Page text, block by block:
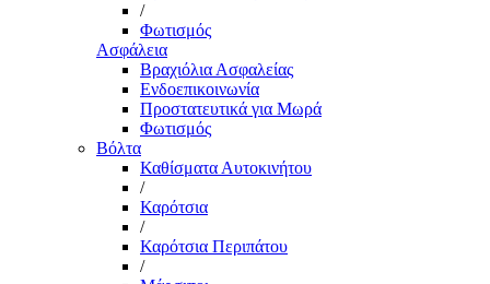
/
Φωτισμός
Ασφάλεια
Βραχιόλια Ασφαλείας
Ενδοεπικοινωνία
Προστατευτικά για Μωρά
Φωτισμός
Βόλτα
Καθίσματα Αυτοκινήτου
/
Καρότσια
/
Καρότσια Περιπάτου
/